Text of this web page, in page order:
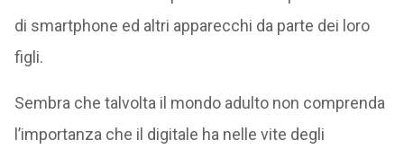
di smartphone ed altri apparecchi da parte dei loro
figli.
Sembra che talvolta il mondo adulto non comprenda
l’importanza che il digitale ha nelle vite degli